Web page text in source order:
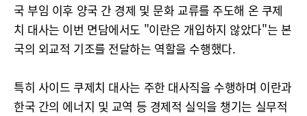
국 부임 이후 양국 간 경제 및 문화 교류를 주도해 온 쿠제
치 대사는 이번 면담에서도 "이란은 개입하지 않았다"는 본
국의 외교적 기조를 전달하는 역할을 수행했다.
특히 사이드 쿠제치 대사는 주한 대사직을 수행하며 이란과
한국 간의 에너지 및 교역 등 경제적 실익을 챙기는 실무적